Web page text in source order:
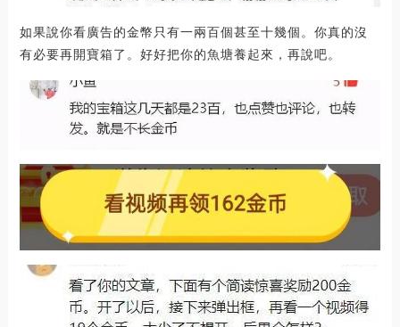
如果說你看廣告的金幣只有一兩百個甚至十幾個。你真的沒
有必要再開寶箱了。好好把你的魚塘養起來，再說吧。